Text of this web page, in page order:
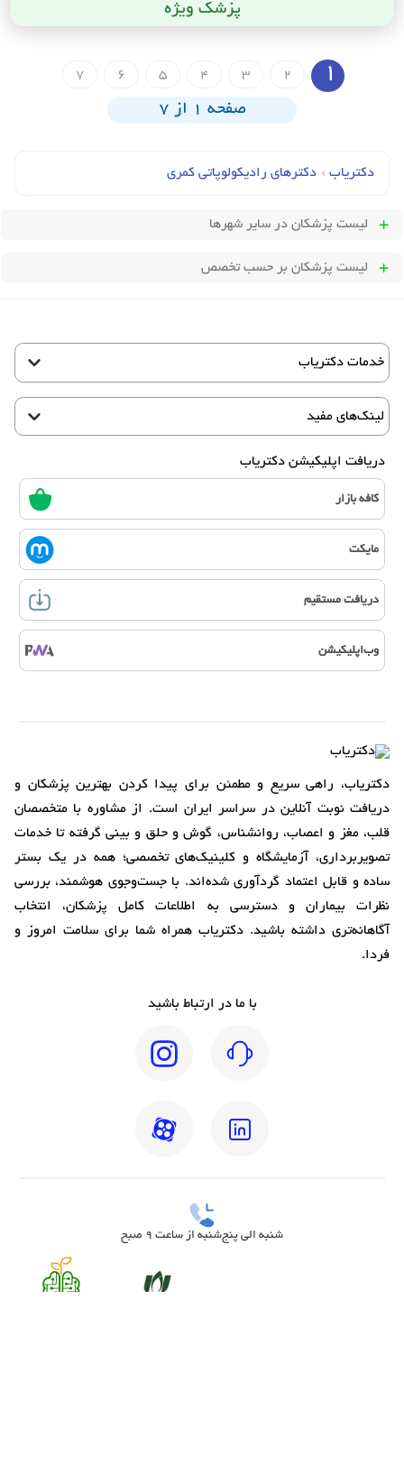
پزشک ویژه
1
2
3
4
5
6
7
صفحه 1 از 7
دکتریاب › دکترهای رادیکولوپاتی کمری
لیست پزشکان در سایر شهرها
لیست پزشکان بر حسب تخصص
خدمات دکتریاب
لینک‌های مفید
دریافت اپلیکیشن دکتریاب
کافه بازار
مایکت
دریافت مستقیم
وب‌اپلیکیشن
دکتریاب، راهی سریع و مطمئن برای پیدا کردن بهترین پزشکان و
دریافت نوبت آنلاین در سراسر ایران است. از مشاوره با متخصصان
قلب، مغز و اعصاب، روانشناس، گوش و حلق و بینی گرفته تا خدمات
تصویربرداری، آزمایشگاه و کلینیک‌های تخصصی؛ همه در یک بستر
ساده و قابل اعتماد گردآوری شده‌اند. با جست‌وجوی هوشمند، بررسی
نظرات بیماران و دسترسی به اطلاعات کامل پزشکان، انتخاب
آگاهانه‌تری داشته باشید. دکتریاب همراه شما برای سلامت امروز و
فردا.
با ما در ارتباط باشید
شنبه الی پنج‌شنبه از ساعت 9 صبح